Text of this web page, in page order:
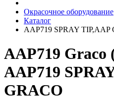
Окрасочное оборудование
Каталог
AAP719 SPRAY TIP,AAP
AAP719 Graco
AAP719
GRACO